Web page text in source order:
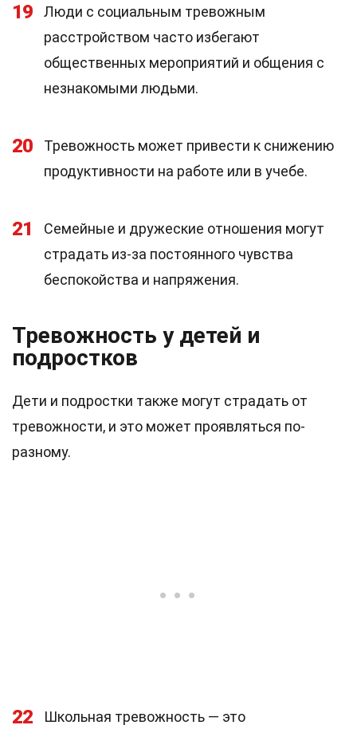
19
Люди с социальным тревожным
расстройством часто избегают
общественных мероприятий и общения с
незнакомыми людьми.
20
Тревожность может привести к снижению
продуктивности на работе или в учебе.
21
Семейные и дружеские отношения могут
страдать из-за постоянного чувства
беспокойства и напряжения.
Тревожность у детей и
подростков
Дети и подростки также могут страдать от
тревожности, и это может проявляться по-
разному.
22
Школьная тревожность — это